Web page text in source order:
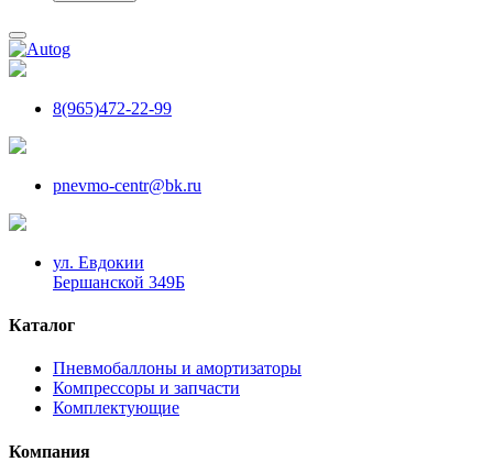
8(965)472-22-99
pnevmo-centr@bk.ru
ул. Евдокии
Бершанской 349Б
Каталог
Пневмобаллоны и амортизаторы
Компрессоры и запчасти
Комплектующие
Компания